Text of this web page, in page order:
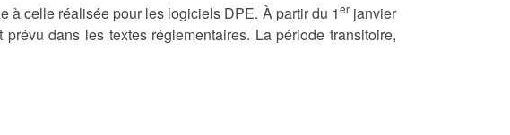
à celle réalisée pour les logiciels DPE. À partir du 1erjanvier
dans les textes réglementaires. La période transitoire,